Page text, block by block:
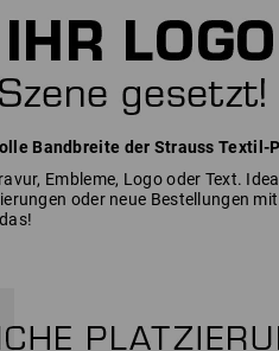
Bandbreite der Strauss
Embleme, Logo oder Text.
oder neue Bestellungen